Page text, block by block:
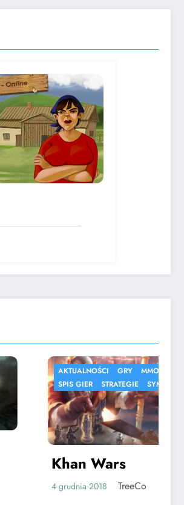
AKTUALNOŚCI GRY
MMORPG
SPIS GIER
STRATEGIE SYMULACJE
Khan Wars
TreeCo